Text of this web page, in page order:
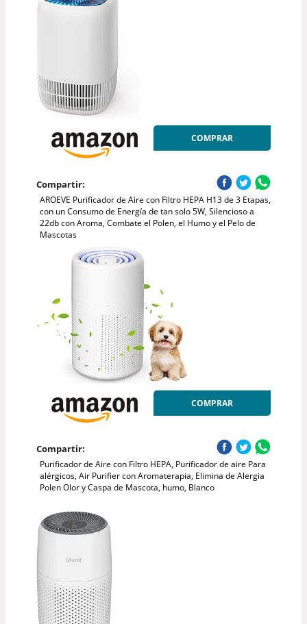
COMPRAR
Compartir:
AROEVE Purificador de Aire con Filtro HEPA H13 de 3 Etapas,
con un Consumo de Energía de tan solo 5W, Silencioso a
22db con Aroma, Combate el Polen, el Humo y el Pelo de
Mascotas
COMPRAR
Compartir:
Purificador de Aire con Filtro HEPA, Purificador de aire Para
alérgicos, Air Purifier con Aromaterapia, Elimina de Alergia
Polen Olor y Caspa de Mascota, humo, Blanco